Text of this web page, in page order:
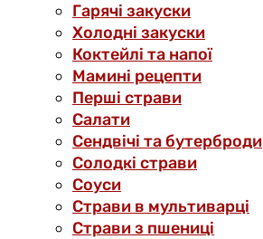
Гарячі закуски
Холодні закуски
Коктейлі та напої
Мамині рецепти
Перші страви
Салати
Сендвічі та бутерброди
Солодкі страви
Соуси
Страви в мультиварці
Страви з пшениці